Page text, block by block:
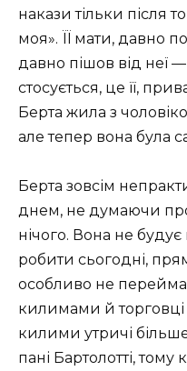
накази тільки після
моя». ЇЇ мати, давно
давно пішов від неї
стосується, це її,
Берта жила з
але тепер вона була
Берта зовсім
днем, не думаючи
нічого. Вона не будує
робити сьогодні,
особливо не
килимами й
килими утричі
пані Бартолотті,